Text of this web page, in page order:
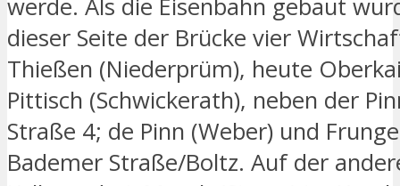
werde. Als die Eisenbahn gebaut
dieser Seite der Brücke vier
Thießen (Niederprüm), heute
Pittisch (Schwickerath), neben der
Straße 4; de Pinn (Weber) und
Bademer Straße/Boltz. Auf der